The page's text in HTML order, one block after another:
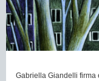
Gabriella Giandelli firma